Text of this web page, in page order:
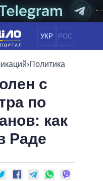
УКР РОС
ОБЩЕСТВО
›Политика
с
по
как
Раде